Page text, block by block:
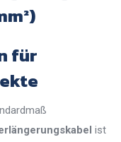
für
ist